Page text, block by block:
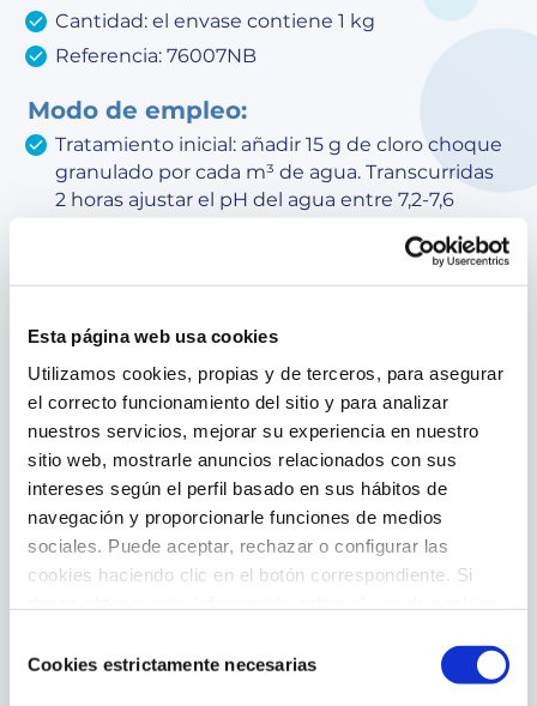
Esta página web usa cookies
Utilizamos cookies, propias y de terceros, para asegurar
el correcto funcionamiento del sitio y para analizar
nuestros servicios, mejorar su experiencia en nuestro
sitio web, mostrarle anuncios relacionados con sus
intereses según el perfil basado en sus hábitos de
navegación y proporcionarle funciones de medios
sociales. Puede aceptar, rechazar o configurar las
cookies haciendo clic en el botón correspondiente. Si
footer de este sitio web.
deCookies estrictamente necesarias
Cantidad: el envase contiene 1 kg
Referencia: 76007NB
Modo de empleo:
Tratamiento inicial: añadir 15 g de cloro choque
granulado por cada m³ de agua. Transcurridas
2 horas ajustar el pH del agua entre 7,2-7,6
Tratamiento de mantenimiento: con el pH del
dosificador flotante 1 compacto del producto
por cada 25 m³ de agua cada 7-10 días *(Para
piscinas GRE aplicar el químico mediante un
dosificador flotante). El cloro residual libre
deberá estar situado entre 0,5-2 mg/l
Se recomienda lavar el filtro de cartucho
frecuentemente.
Debe evitarse el contacto prolongado del
producto sobre las superficies del vaso en
piscinas fabricadas con poliéster, liner, vinilo o